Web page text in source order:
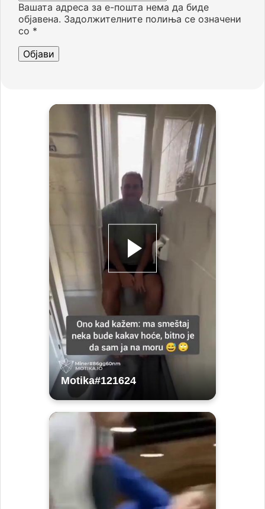
Вашата адреса за е-пошта нема да биде
објавена. Задолжителните полиња се означени
со *